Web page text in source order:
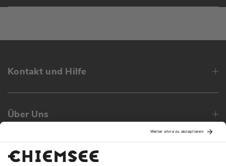
Kontakt und Hilfe
Über Uns
Family